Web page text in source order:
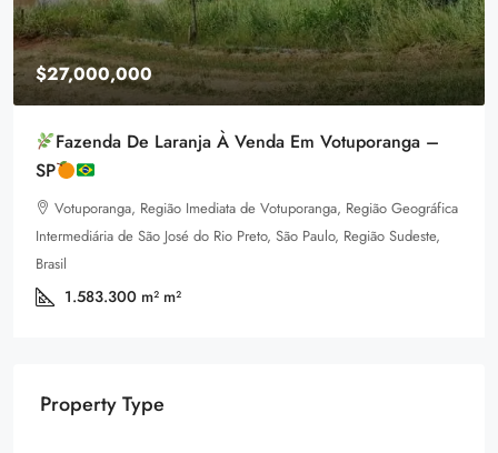
$27,000,000
Fazenda De Laranja À Venda Em Votuporanga –
SP
Votuporanga, Região Imediata de Votuporanga, Região Geográfica
Intermediária de São José do Rio Preto, São Paulo, Região Sudeste,
Brasil
1.583.300 m² m²
Property Type